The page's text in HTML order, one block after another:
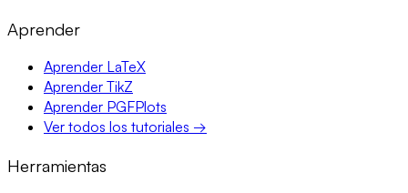
Aprender
Aprender LaTeX
Aprender TikZ
Aprender PGFPlots
Ver todos los tutoriales →
Herramientas